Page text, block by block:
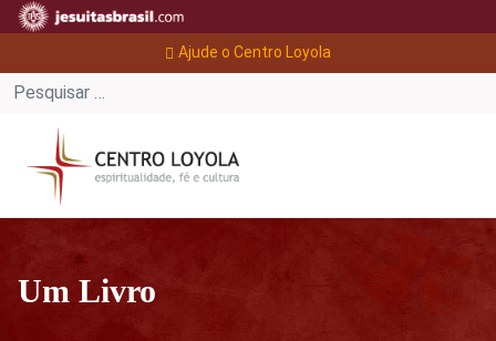
Ajude o Centro Loyola
Um Livro